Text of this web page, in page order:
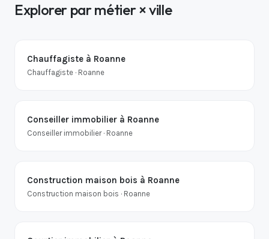
Explorer par métier × ville
Chauffagiste à Roanne
Chauffagiste · Roanne
Conseiller immobilier à Roanne
Conseiller immobilier · Roanne
Construction maison bois à Roanne
Construction maison bois · Roanne